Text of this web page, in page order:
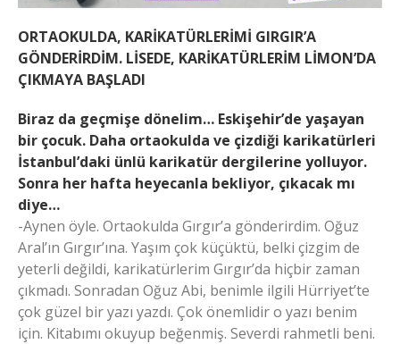
ORTAOKULDA, KARİKATÜRLERİMİ GIRGIR’A
GÖNDERİRDİM. LİSEDE, KARİKATÜRLERİM LİMON’DA
ÇIKMAYA BAŞLADI
Biraz da geçmişe dönelim… Eskişehir’de yaşayan
bir çocuk. Daha ortaokulda ve çizdiği karikatürleri
İstanbul’daki ünlü karikatür dergilerine yolluyor.
Sonra her hafta heyecanla bekliyor, çıkacak mı
diye…
-Aynen öyle. Ortaokulda Gırgır’a gönderirdim. Oğuz
Aral’ın Gırgır’ına. Yaşım çok küçüktü, belki çizgim de
yeterli değildi, karikatürlerim Gırgır’da hiçbir zaman
çıkmadı. Sonradan Oğuz Abi, benimle ilgili Hürriyet’te
çok güzel bir yazı yazdı. Çok önemlidir o yazı benim
için. Kitabımı okuyup beğenmiş. Severdi rahmetli beni.